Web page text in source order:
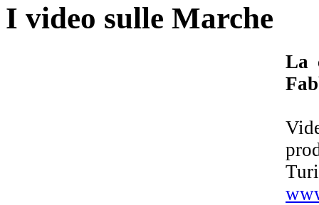
I video sulle Marche
La